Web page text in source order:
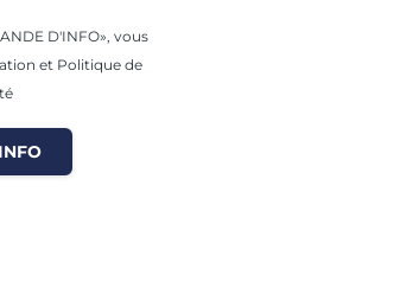
D'INFO», vous
et Politique de